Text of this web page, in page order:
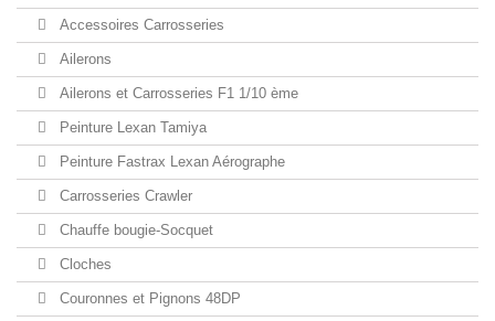
Accessoires Carrosseries
Ailerons
Ailerons et Carrosseries F1 1/10 ème
Peinture Lexan Tamiya
Peinture Fastrax Lexan Aérographe
Carrosseries Crawler
Chauffe bougie-Socquet
Cloches
Couronnes et Pignons 48DP